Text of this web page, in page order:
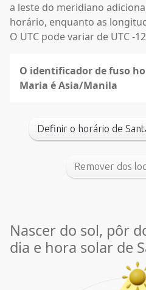
a leste do meridiano
horário, enquanto as
O UTC pode variar de UTC -
O identificador de fuso
Maria é Asia/Manila
Definir
Remover dos
Nascer do sol, pôr
dia e hora solar de